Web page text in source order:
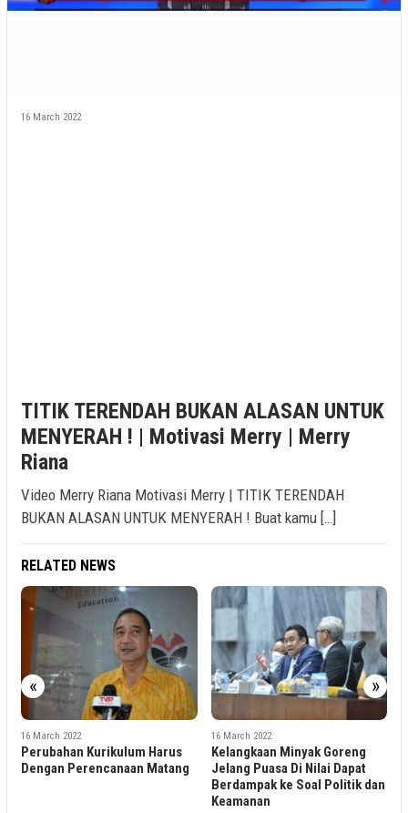
16 March 2022
TITIK TERENDAH BUKAN ALASAN UNTUK
MENYERAH ! | Motivasi Merry | Merry
Riana
Video Merry Riana Motivasi Merry | TITIK TERENDAH
BUKAN ALASAN UNTUK MENYERAH ! Buat kamu […]
RELATED NEWS
« »
16 March 2022
Perubahan Kurikulum Harus
Dengan Perencanaan Matang
16 March 2022
Kelangkaan Minyak Goreng
Jelang Puasa Di Nilai Dapat
Berdampak ke Soal Politik dan
Keamanan